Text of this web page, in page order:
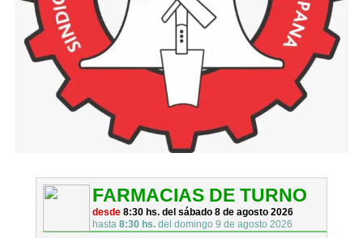
FARMACIAS DE TURNO
desde8:30 hs. del sábado 8 de agosto 2026
hasta8:30 hs. del domingo 9 de agosto 2026